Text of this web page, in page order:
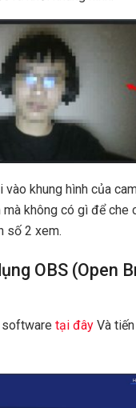
vào khung hình của
mà không có gì để che
số 2 xem.
OBS (Open
software tại đây Và